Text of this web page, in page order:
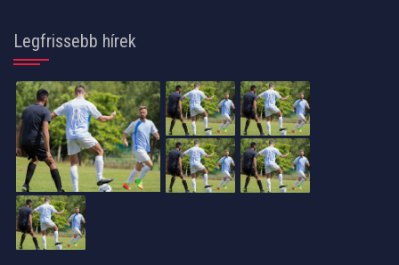
Legfrissebb hírek